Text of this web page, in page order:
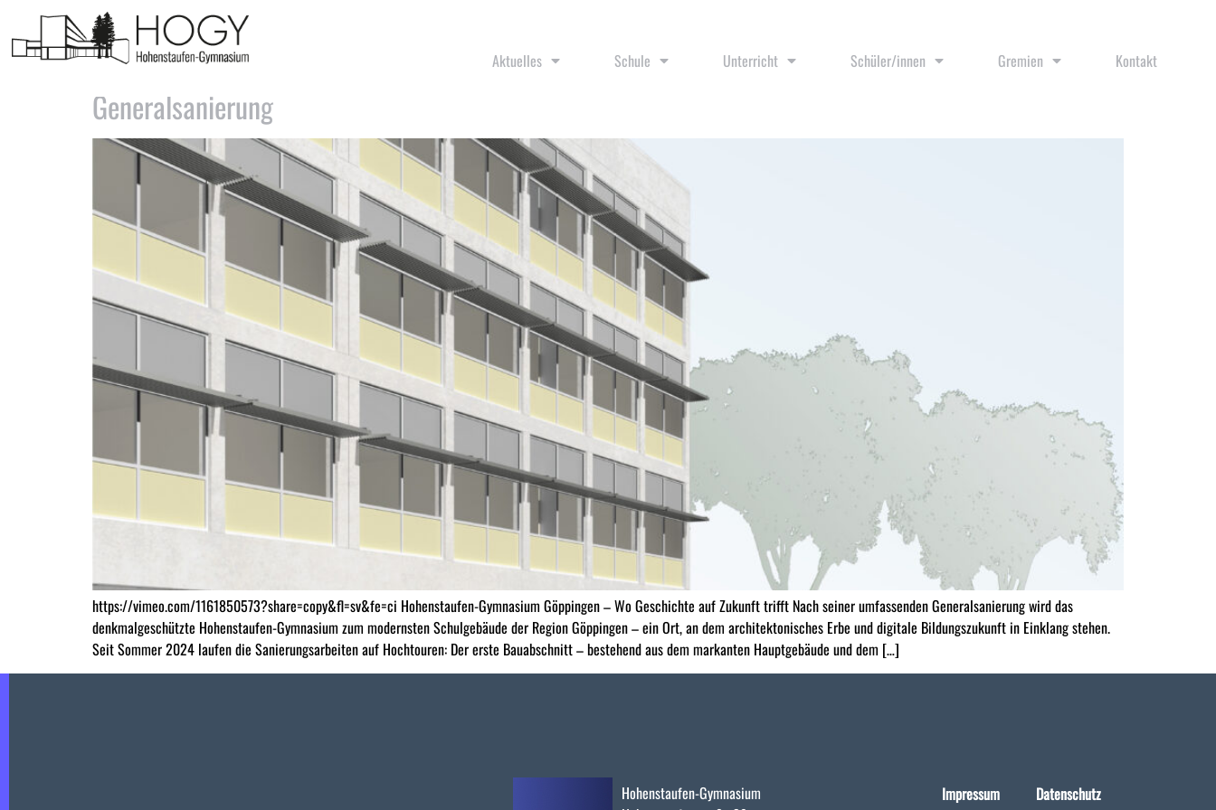
Aktuelles Schule Unterricht Schüler/innen Gremien Kontakt
Schlagwort:
Generalsanierung
https://vimeo.com/1161850573?share=copy&fl=sv&fe=ci Hohenstaufen-Gymnasium Göppingen – Wo Geschichte auf Zukunft trifft Nach seiner umfassenden Generalsanierung wird das
denkmalgeschützte Hohenstaufen-Gymnasium zum modernsten Schulgebäude der Region Göppingen – ein Ort, an dem architektonisches Erbe und digitale Bildungszukunft in Einklang stehen.
Seit Sommer 2024 laufen die Sanierungsarbeiten auf Hochtouren: Der erste Bauabschnitt – bestehend aus dem markanten Hauptgebäude und dem […]
Hohenstaufen-Gymnasium
Impressum Datenschutz